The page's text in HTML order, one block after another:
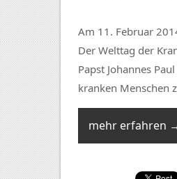
Am 11. Februar
Der Welttag der
Papst Johannes
kranken Menschen
mehr erfahren